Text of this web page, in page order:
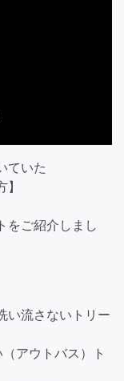
ていた
をご紹介しまし
流さないトリー
アウトバス）ト